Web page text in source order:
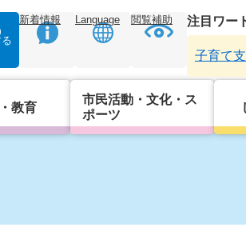
新着情報 Language 閲覧補助 注目ワー
子育て
教育
市民活動・文化・ス
ポーツ